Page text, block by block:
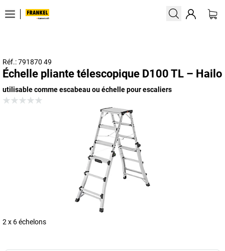
Réf.: 791870 49
Échelle pliante télescopique D100 TL – Hailo
utilisable comme escabeau ou échelle pour escaliers
2 x 6 échelons